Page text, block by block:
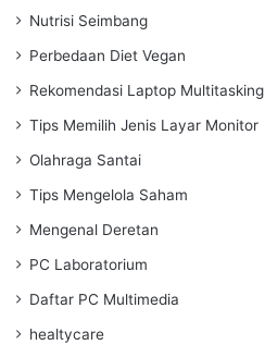
Nutrisi Seimbang
Perbedaan Diet Vegan
Rekomendasi Laptop Multitasking
Tips Memilih Jenis Layar Monitor
Olahraga Santai
Tips Mengelola Saham
Mengenal Deretan
PC Laboratorium
Daftar PC Multimedia
healtycare